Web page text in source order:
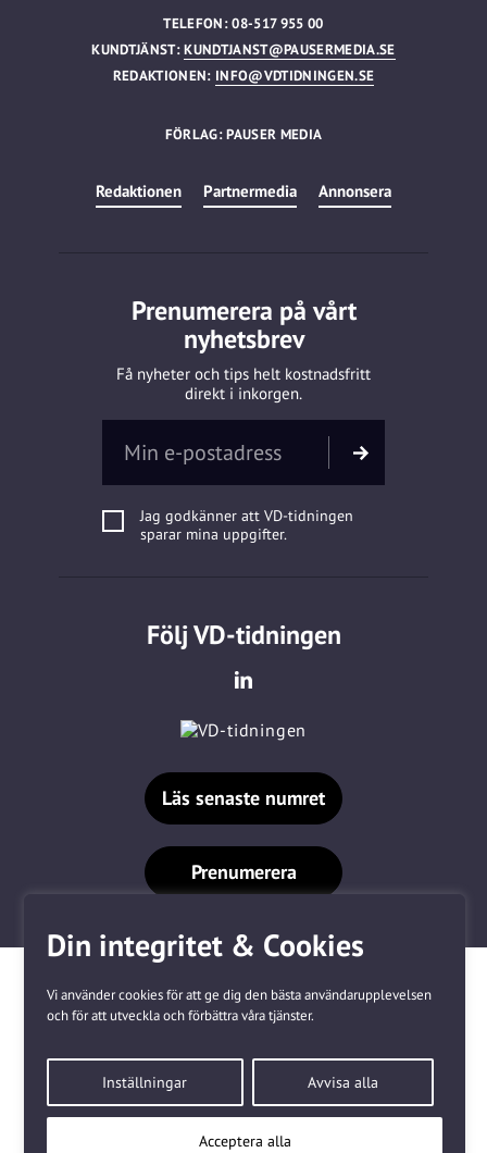
Din integritet & Cookies
Vi använder cookies för att ge dig den bästa användarupplevelsen
och för att utveckla och förbättra våra tjänster.
Inställningar Avvisa alla
Acceptera alla
TELEFON: 08-517 955 00
KUNDTJÄNST:KUNDTJANST@PAUSERMEDIA.SE
REDAKTIONEN: INFO@VDTIDNINGEN.SE
FÖRLAG: PAUSER MEDIA
Redaktionen Partnermedia Annonsera
Prenumerera på vårt
nyhetsbrev
Få nyheter och tips helt kostnadsfritt
direkt i inkorgen.
Jag godkänner att VD-tidningen
sparar mina uppgifter.
Följ VD-tidningen
Läs senaste numret
Prenumerera
Kundtjänst